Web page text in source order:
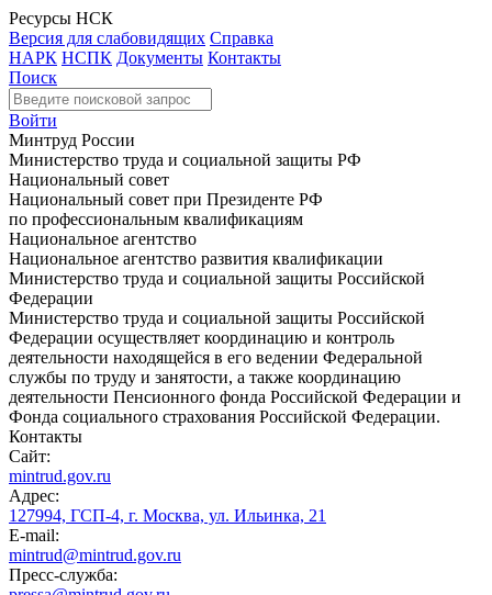
Ресурсы НСК
Версия для слабовидящих Справка
НАРК НСПК Документы Контакты
Поиск
Войти
Минтруд России
Министерство труда и социальной защиты РФ
Национальный совет
Национальный совет при Президенте РФ
по профессиональным квалификациям
Национальное агентство
Национальное агентство развития квалификации
Министерство труда и социальной защиты Российской
Федерации
Министерство труда и социальной защиты Российской
Федерации осуществляет координацию и контроль
деятельности находящейся в его ведении Федеральной
службы по труду и занятости, а также координацию
деятельности Пенсионного фонда Российской Федерации и
Фонда социального страхования Российской Федерации.
Контакты
Сайт:
mintrud.gov.ru
Адрес:
127994, ГСП-4, г. Москва, ул. Ильинка, 21
E-mail:
mintrud@mintrud.gov.ru
Пресс-служба: